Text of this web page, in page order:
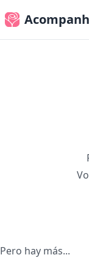
Pero hay más...